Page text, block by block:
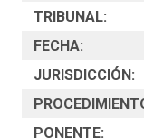
TRIBUNAL:
FECHA:
JURISDICCIÓN:
PONENTE: